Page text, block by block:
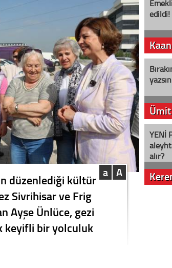
A
a
düzenlediği kültür
Sivrihisar ve Frig
Ayşe Ünlüce, gezi
keyifli bir yolculuk
edildi!
yazsın
YENİ
alır?